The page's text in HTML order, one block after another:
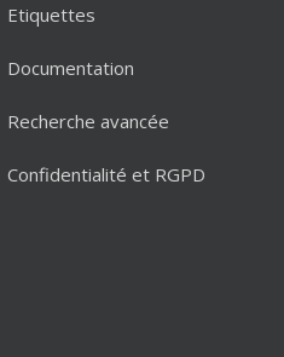
Etiquettes
Documentation
Recherche avancée
Confidentialité et RGPD